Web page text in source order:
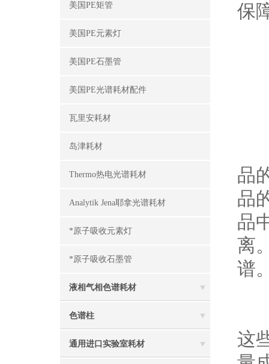
美国PE矩管
美国PE元素灯
美国PE石墨管
美国PE光谱耗材配件
瓦里安耗材
岛津耗材
Thermo热电光谱耗材
Analytik Jena耶拿光谱耗材
*原子吸收元素灯
*原子吸收石墨管
液相气相色谱耗材
色谱柱
通用进口实验室耗材
保
品
品
品
离
谱
这